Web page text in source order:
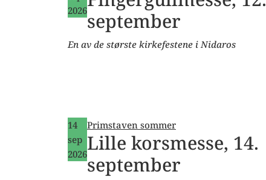
2026september
En av de største kirkefestene i Nidaros
14
sep
2026
Primstaven sommer
Lille korsmesse, 14.
september